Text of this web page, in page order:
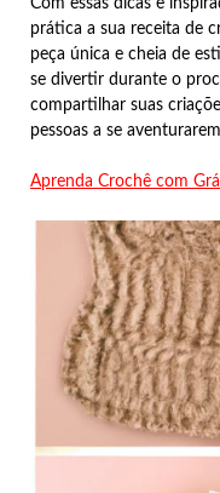
Com essas dicas e
prática a sua receita de
peça única e cheia de
se divertir durante o
compartilhar suas
pessoas a se
Aprenda Crochê com